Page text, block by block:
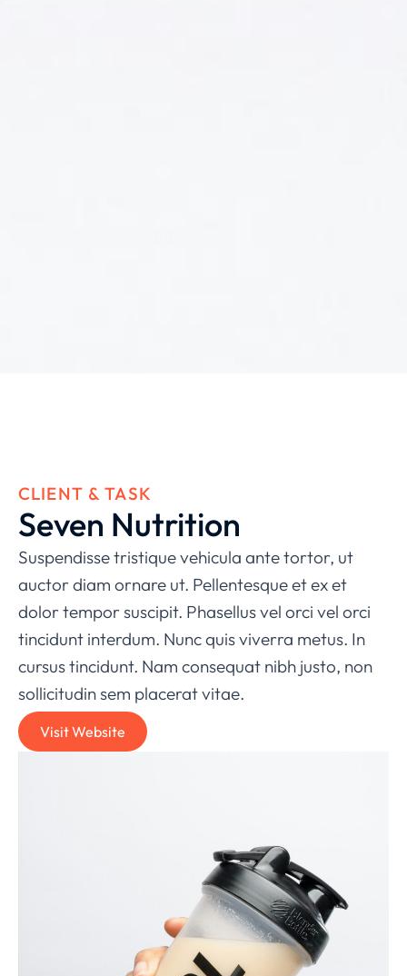
CLIENT & TASK
Seven Nutrition
Suspendisse tristique vehicula ante tortor, ut
auctor diam ornare ut. Pellentesque et ex et
dolor tempor suscipit. Phasellus vel orci vel orci
tincidunt interdum. Nunc quis viverra metus. In
cursus tincidunt. Nam consequat nibh justo, non
sollicitudin sem placerat vitae.
Visit Website